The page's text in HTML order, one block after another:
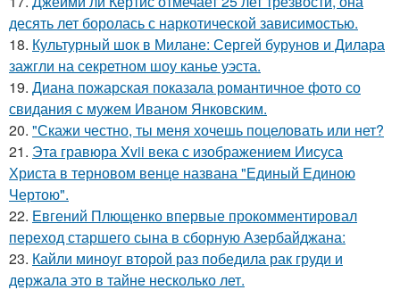
десять лет боролась с наркотической зависимостью.
18. Культурный шок в Милане: Сергей бурунов и Дилара
зажгли на секретном шоу канье уэста.
19. Диана пожарская показала романтичное фото со
свидания с мужем Иваном Янковским.
20. "Скажи честно, ты меня хочешь поцеловать или нет?
21. Эта гравюра Xvii века с изображением Иисуса
Христа в терновом венце названа "Единый Единою
Чертою".
22. Евгений Плющенко впервые прокомментировал
переход старшего сына в сборную Азербайджана:
23. Кайли миноуг второй раз победила рак груди и
держала это в тайне несколько лет.